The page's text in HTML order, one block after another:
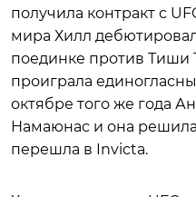
получила контракт с
мира Хилл
поединке против Тиши
проиграла
октябре того же года
Намаюнас и она
перешла в Invicta.